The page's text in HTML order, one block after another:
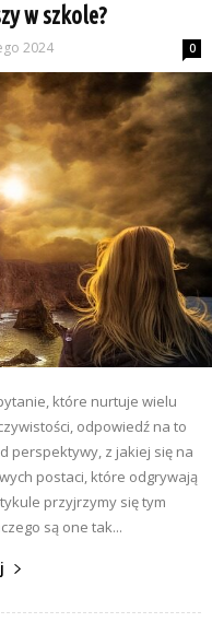
w szkole?
2024 0
które nurtuje wielu
odpowiedź na to
perspektywy, z jakiej się na
postaci, które odgrywają
przyjrzymy się tym
są one tak...